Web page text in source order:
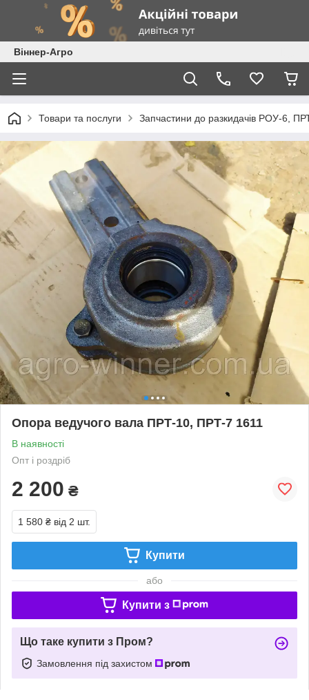
Віннер-Агро
Товари та послуги Запчастини до разкидачів РОУ-6,
Опора ведучого вала ПРТ-10, ПРТ-7 1611
В наявності
Опт і роздріб
2 200 ₴
1 580 ₴ від 2 шт.
Купити
або
Купити з
Що таке купити з Пром?
Замовлення під захистом